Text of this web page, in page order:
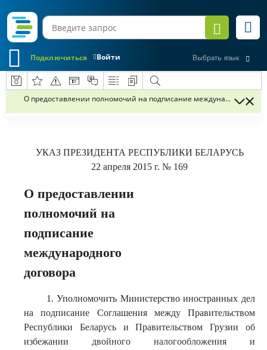
Войти
Подключиться Выбрать язык
О предоставлении полномочий на подписание международного
УКАЗ ПРЕЗИДЕНТА РЕСПУБЛИКИ БЕЛАРУСЬ
22 апреля 2015 г. № 169
О предоставлении
полномочий на
подписание
международного
договора
1. Уполномочить Министерство иностранных дел
на подписание Соглашения между Правительством
Республики Беларусь и Правительством Грузии об
избежании двойного налогообложения и